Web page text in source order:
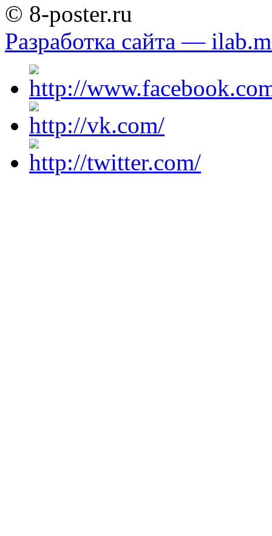
© 8-poster.ru
Разработка сайта —